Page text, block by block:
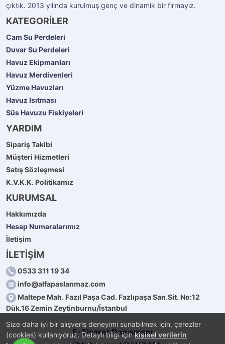
Size daha iyi bir alışveriş deneyimi sunabilmek için, çerezler
(cookies) kullanıyoruz. Detaylı bilgi içinkişisel verilerin
çıktık. 2013 yılında kurulmuş genç ve dinamik bir firmayız.
KATEGORİLER
Cam Su Perdeleri
Duvar Su Perdeleri
Havuz Ekipmanları
Havuz Merdivenleri
Yüzme Havuzları
Havuz Isıtması
Süs Havuzu Fiskiyeleri
YARDIM
Sipariş Takibi
Müşteri Hizmetleri
Satış Sözleşmesi
K.V.K.K. Politikamız
KURUMSAL
Hakkımızda
Hesap Numaralarımız
İletişim
İLETİŞİM
0533 311 19 34
info@alfapaslanmaz.com
Maltepe Mah. Fazıl Paşa Cad. Fazlıpaşa San.Sit. No:12
Dük.16 Zemin Zeytinburnu/İstanbul
E-Ticaret Danışmanı